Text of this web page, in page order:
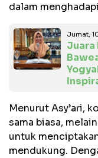
dalam
Jumat,
Juara
Menurut Asy’ari,
sama biasa,
untuk
mendukung.